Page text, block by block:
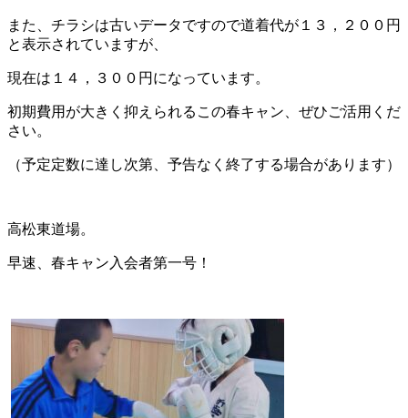
また、チラシは古いデータですので道着代が１３，２００円
と表示されていますが、
現在は１４，３００円になっています。
初期費用が大きく抑えられるこの春キャン、ぜひご活用くだ
さい。
（予定定数に達し次第、予告なく終了する場合があります）
高松東道場。
早速、春キャン入会者第一号！